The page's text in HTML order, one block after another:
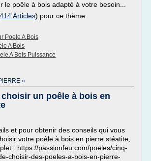
le poêle à bois adapté à votre besoin...
414 Articles) pour ce thème
Poele A Bois
A Bois
A Bois Puissance
»
un poêle à bois en
et pour obtenir des conseils qui vous
votre poêle à bois en pierre stéatite,
: https://passionfeu.com/poeles/cinq-
choisir-des-poeles-a-bois-en-pierre-